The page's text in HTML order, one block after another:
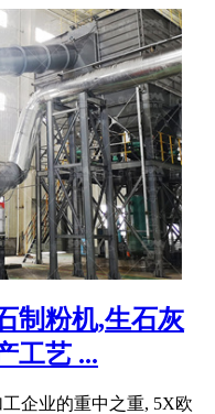
制粉机,生石灰
工艺 ...
企业的重中之重, 5X欧